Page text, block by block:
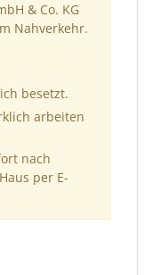
& Co. KG
Nahverkehr.
besetzt.
arbeiten
nach
per E-